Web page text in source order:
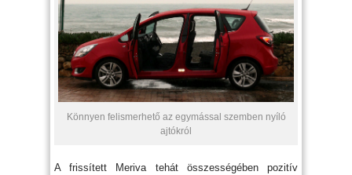
Könnyen felismerhető az egymással szemben nyíló
ajtókról
A frissített Meriva tehát összességében pozitív